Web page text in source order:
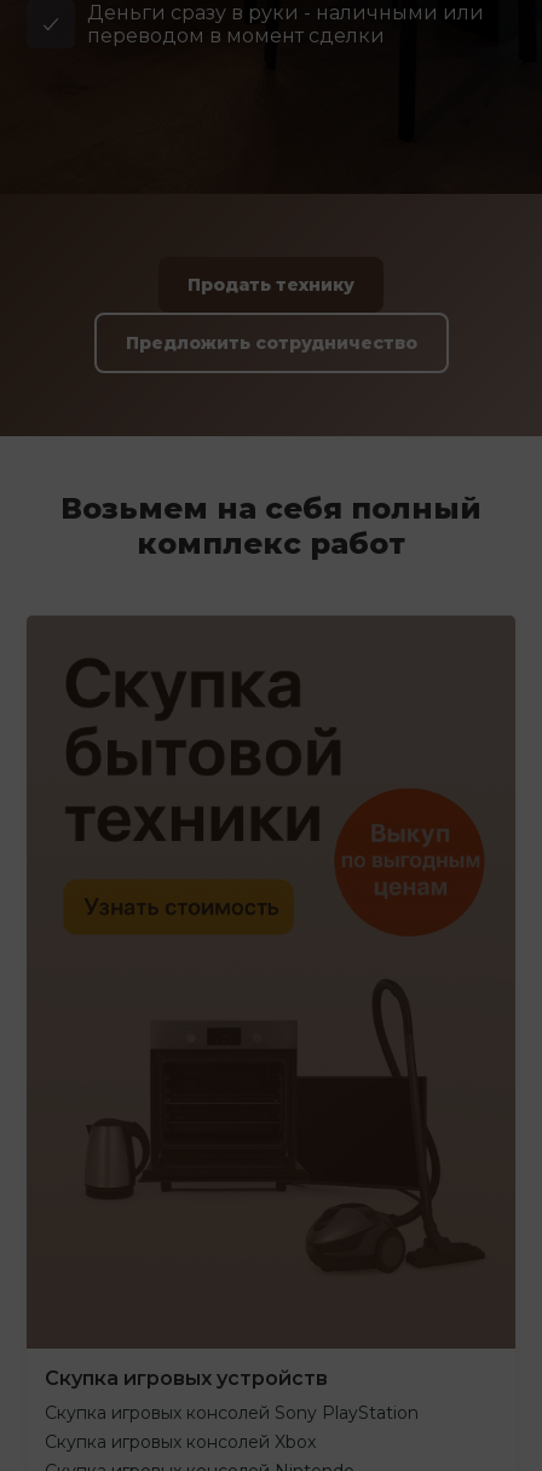
Деньги сразу в руки - наличными или
переводом в момент сделки
Продать технику
Предложить сотрудничество
Возьмем на себя полный
комплекс работ
Скупка игровых устройств
Скупка игровых консолей Sony PlayStation
Скупка игровых консолей Xbox